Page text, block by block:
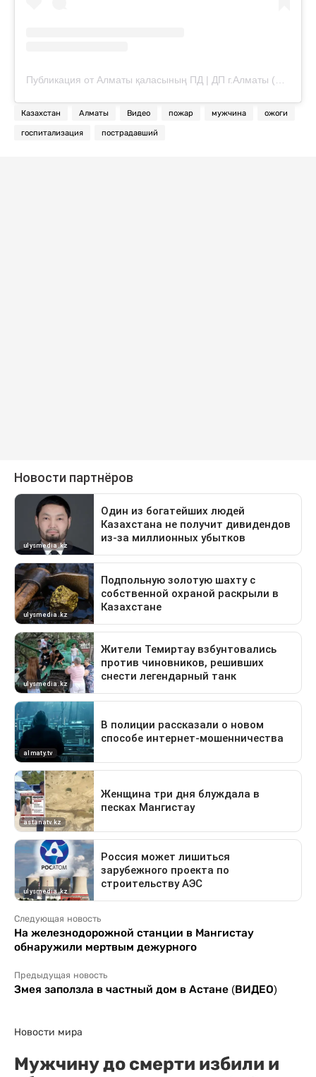
Казахстан Алматы Видео пожар мужчина ожоги
госпитализация пострадавший
Следующая новость
На железнодорожной станции в Мангистау
обнаружили мертвым дежурного
Предыдущая новость
Змея заползла в частный дом в Астане (ВИДЕО)
Новости мира
Мужчину до смерти избили и